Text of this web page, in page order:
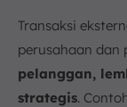
Transaksi
perusahaan dan
pelanggan,
strategis.